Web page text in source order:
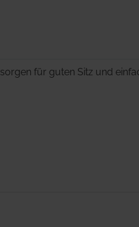
für guten Sitz und